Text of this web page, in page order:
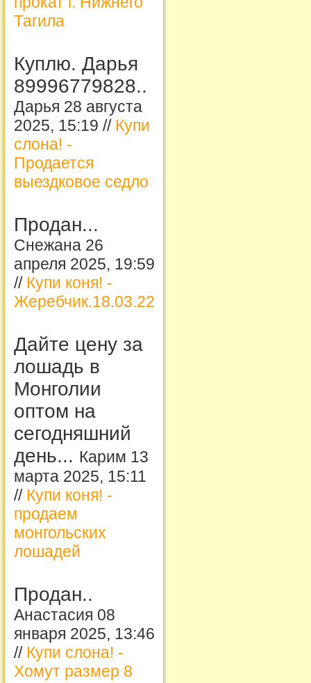
Тагила
Куплю. Дарья
89996779828..
Дарья 28 августа
2025, 15:19 // Купи
слона! -
Продается
выездковое седло
Продан...
Снежана 26
апреля 2025, 19:59
// Купи коня! -
Жеребчик.18.03.22
Дайте цену за
лошадь в
Монголии
оптом на
сегодняшний
день... Карим 13
марта 2025, 15:11
// Купи коня! -
продаем
монгольских
лошадей
Продан..
Анастасия 08
января 2025, 13:46
// Купи слона! -
Хомут размер 8